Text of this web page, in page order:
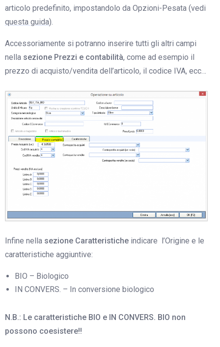
articolo predefinito, impostandolo da Opzioni-Pesata (vedi
questa guida).
Accessoriamente si potranno inserire tutti gli altri campi
nella sezione Prezzi e contabilità, come ad esempio il
prezzo di acquisto/vendita dell’articolo, il codice IVA, ecc…
Infine nella sezione Caratteristiche indicare l’Origine e le
caratteristiche aggiuntive:
BIO – Biologico
IN CONVERS. – In conversione biologico
N.B.: Le caratteristiche BIO e IN CONVERS. BIO non
possono coesistere!!